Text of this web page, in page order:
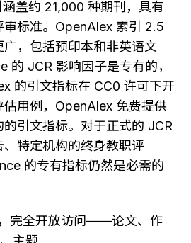
盖约 21,000 种期刊，具有
审标准。OpenAlex 索引 2.5
，包括预印本和非英语文
的 JCR 影响因子是专有的，
的引文指标在 CC0 许可下开
用例，OpenAlex 免费提供
引文指标。对于正式的 JCR
特定机构的终身教职评
的专有指标仍然是必需的
完全开放访问——论文、作